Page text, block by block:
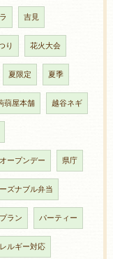
吉見
り 花火大会
夏限定 夏季
蒻屋本舗 越谷ネギ
ープンデー 県庁
ズナブル弁当
ラン パーティー
ルギー対応